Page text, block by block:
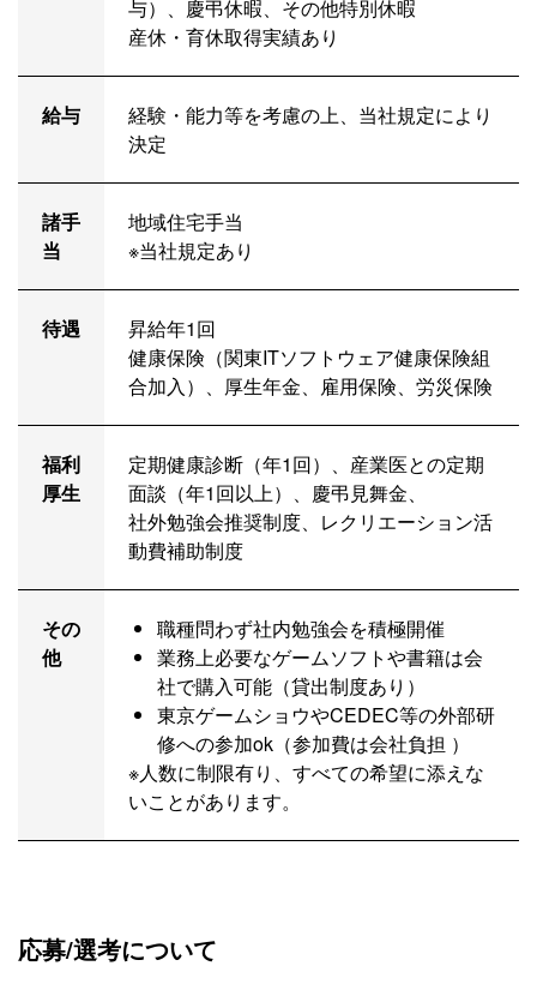
与）、慶弔休暇、その他特別休暇
産休・育休取得実績あり
給与
経験・能力等を考慮の上、当社規定により
決定
諸手
当
地域住宅手当
※当社規定あり
待遇
昇給年1回
健康保険（関東ITソフトウェア健康保険組
合加入）、厚生年金、雇用保険、労災保険
福利
厚生
定期健康診断（年1回）、産業医との定期
面談（年1回以上）、慶弔見舞金、
社外勉強会推奨制度、レクリエーション活
動費補助制度
その
他
職種問わず社内勉強会を積極開催
業務上必要なゲームソフトや書籍は会
社で購入可能（貸出制度あり）
東京ゲームショウやCEDEC等の外部研
修への参加ok（参加費は会社負担 ）
※人数に制限有り、すべての希望に添えな
いことがあります。
応募/選考について